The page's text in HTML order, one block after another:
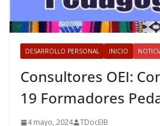
DESARROLLO PERSONAL INICIO
Consultores OEI:
19 Formadores
4 mayo, 2024 TDocEIB